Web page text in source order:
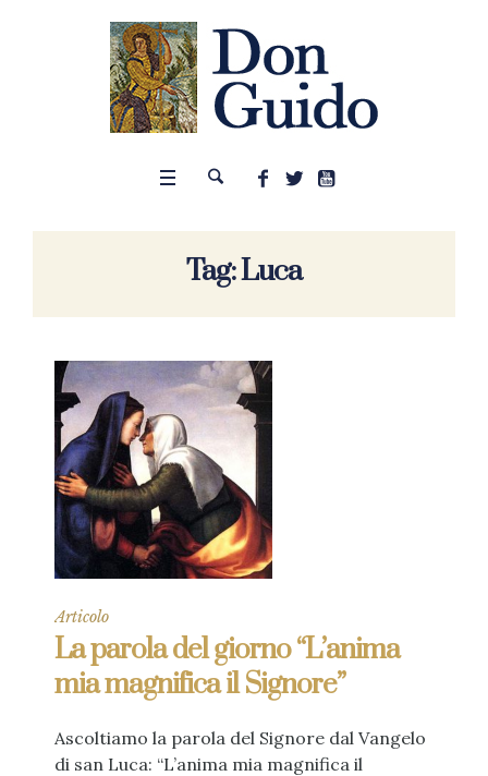
Tag:Luca
Articolo
La parola del giorno “L’anima
mia magnifica il Signore”
Ascoltiamo la parola del Signore dal Vangelo
di san Luca: “L’anima mia magnifica il